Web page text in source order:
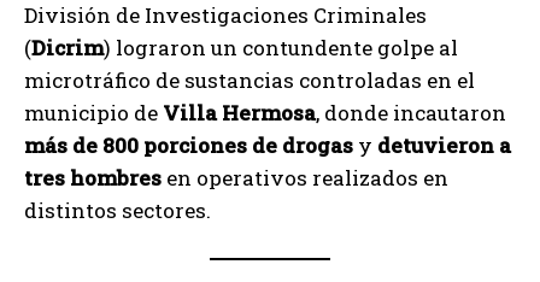
División de Investigaciones Criminales
(Dicrim) lograron un contundente golpe al
microtráfico de sustancias controladas en el
municipio de Villa Hermosa, donde incautaron
más de 800 porciones de drogas y detuvieron a
tres hombres en operativos realizados en
distintos sectores.